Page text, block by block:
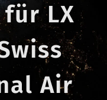
LX
Air